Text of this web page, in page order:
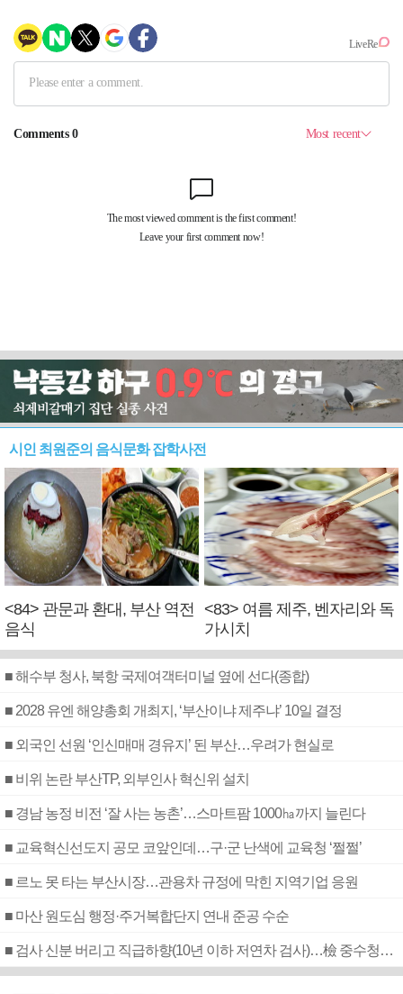
시인 최원준의 음식문화 잡학사전
<84> 관문과 환대, 부산 역전
음식
<83> 여름 제주, 벤자리와 독
가시치
■ 해수부 청사, 북항 국제여객터미널 옆에 선다(종합)
■ 2028 유엔 해양총회 개최지, ‘부산이냐 제주냐’ 10일 결정
■ 외국인 선원 ‘인신매매 경유지’ 된 부산…우려가 현실로
■ 비위 논란 부산TP, 외부인사 혁신위 설치
■ 경남 농정 비전 ‘잘 사는 농촌’…스마트팜 1000㏊까지 늘린다
■ 교육혁신선도지 공모 코앞인데…구·군 난색에 교육청 ‘쩔쩔’
■ 르노 못 타는 부산시장…관용차 규정에 막힌 지역기업 응원
■ 마산 원도심 행정·주거복합단지 연내 준공 수순
■ 검사 신분 버리고 직급하향(10년 이하 저연차 검사)…檢 중수청행 기피